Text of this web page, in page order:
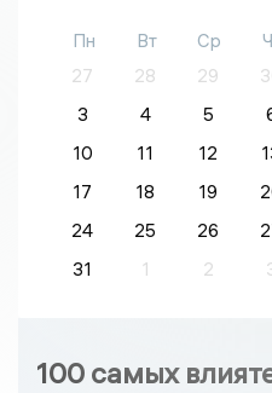
Пн Вт Ср
27
28 29
3
4 5
10
11 12
17
18 19
24
25 26
31
1 2
100 самых